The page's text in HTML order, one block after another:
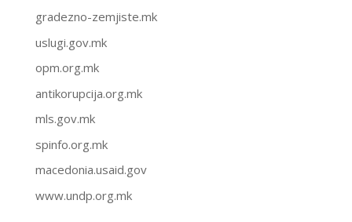
gradezno-zemjiste.mk
uslugi.gov.mk
opm.org.mk
antikorupcija.org.mk
mls.gov.mk
spinfo.org.mk
macedonia.usaid.gov
www.undp.org.mk